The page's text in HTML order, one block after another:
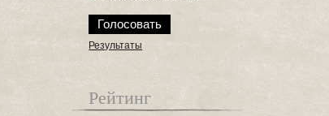
Результаты
Рейтинг